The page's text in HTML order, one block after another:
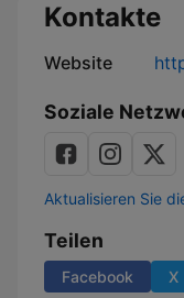
Kontakte
Website
Soziale
Aktualisieren Sie
Teilen
Facebook X